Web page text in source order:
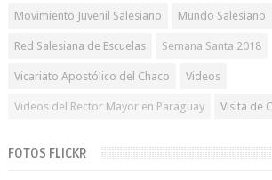
Movimiento Juvenil Salesiano Mundo Salesiano
Red Salesiana de Escuelas Semana Santa 2018
Vicariato Apostólico del Chaco Videos
Videos del Rector Mayor en Paraguay Visita de
FOTOS FLICKR